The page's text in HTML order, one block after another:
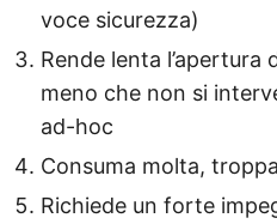
voce sicurezza)
Rende lenta l’apertura
meno che non si
ad-hoc
Consuma molta,
Richiede un forte